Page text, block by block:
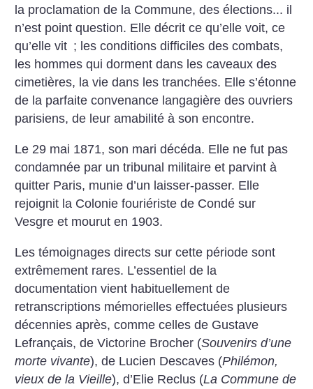
la proclamation de la Commune, des élections... il
n’est point question. Elle décrit ce qu’elle voit, ce
qu’elle vit ; les conditions difficiles des combats,
les hommes qui dorment dans les caveaux des
cimetières, la vie dans les tranchées. Elle s’étonne
de la parfaite convenance langagière des ouvriers
parisiens, de leur amabilité à son encontre.
Le 29 mai 1871, son mari décéda. Elle ne fut pas
condamnée par un tribunal militaire et parvint à
quitter Paris, munie d’un laisser-passer. Elle
rejoignit la Colonie fouriériste de Condé sur
Vesgre et mourut en 1903.
Les témoignages directs sur cette période sont
extrêmement rares. L’essentiel de la
documentation vient habituellement de
retranscriptions mémorielles effectuées plusieurs
décennies après, comme celles de Gustave
Lefrançais, de Victorine Brocher (Souvenirs d’une
morte vivante), de Lucien Descaves (Philémon,
vieux de la Vieille), d’Elie Reclus (La Commune de